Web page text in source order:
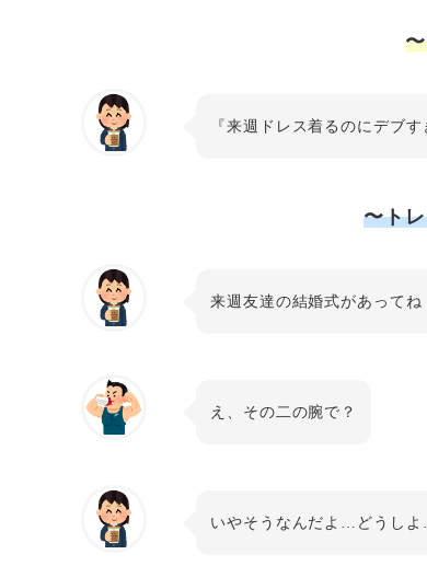
『来週ドレス着るのにデブ
〜ト
来週友達の結婚式があってね
え、その二の腕で？
いやそうなんだよ…どうしよ